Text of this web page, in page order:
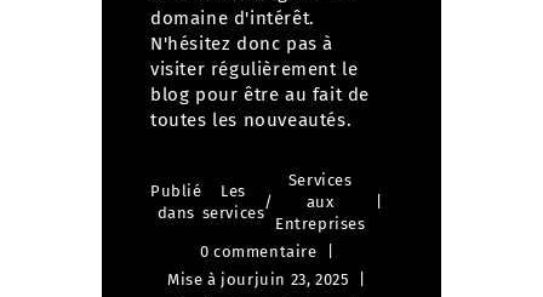
domaine d'intérêt.
N'hésitez donc pas à
visiter régulièrement le
blog pour être au fait de
Publié
dans
Les
services
/
Services
aux
Entreprises
0 commentaire
Mise à jourjuin 23, 2025